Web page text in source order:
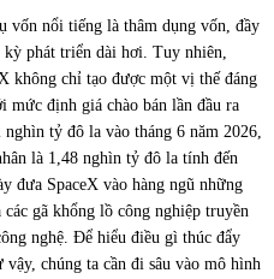
vốn nổi tiếng là thâm dụng vốn, đầy
phát triển dài hơi. Tuy nhiên,
không chỉ tạo được một vị thế đáng
mức định giá chào bán lần đầu ra
tỷ đô la vào tháng 6 năm 2026,
là 1,48 nghìn tỷ đô la tính đến
đưa SpaceX vào hàng ngũ những
gã khổng lồ công nghiệp truyền
nghệ. Để hiểu điều gì thúc đẩy
chúng ta cần đi sâu vào mô hình